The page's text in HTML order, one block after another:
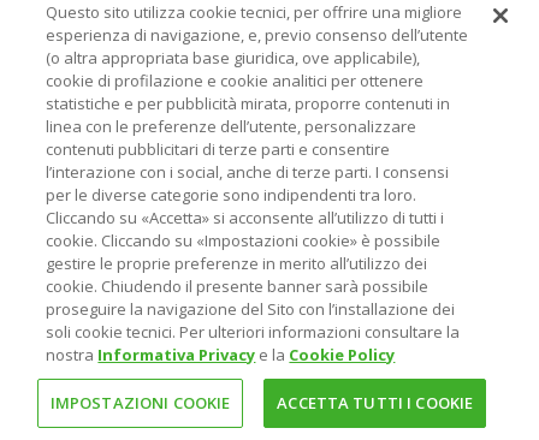
ANALISI DI MERCATO ANALISI FIDA ASSET ALLOCATION
AUTO ELETTRICA BCE BIOTECH
CHECK UP PORTAFOGLIO
CLASSIFICA MIGLIORI FONDI DI INVESTIMENTO
CLIMATE CHANGE COME INVESTIRE
CONTROLLO DEL RISCHIO CORONAVIRUS
DIVERSIFICAZIONE FED FINTECH FONDI PENSIONE
GENERAZIONE Z INFLAZIONE INVESTIMENTI TEMATICI
MATERIE PRIME MEGATREND INVESTIMENTO
Questo sito utilizza cookie tecnici, per offrire una migliore
esperienza di navigazione, e, previo consenso dell’utente
(o altra appropriata base giuridica, ove applicabile),
cookie di profilazione e cookie analitici per ottenere
statistiche e per pubblicità mirata, proporre contenuti in
linea con le preferenze dell’utente, personalizzare
contenuti pubblicitari di terze parti e consentire
l’interazione con i social, anche di terze parti. I consensi
per le diverse categorie sono indipendenti tra loro.
Cliccando su «Accetta» si acconsente all’utilizzo di tutti i
cookie. Cliccando su «Impostazioni cookie» è possibile
gestire le proprie preferenze in merito all’utilizzo dei
cookie. Chiudendo il presente banner sarà possibile
proseguire la navigazione del Sito con l’installazione dei
soli cookie tecnici. Per ulteriori informazioni consultare la
nostra Informativa Privacy e la Cookie Policy
IMPOSTAZIONI COOKIE ACCETTA TUTTI I COOKIE